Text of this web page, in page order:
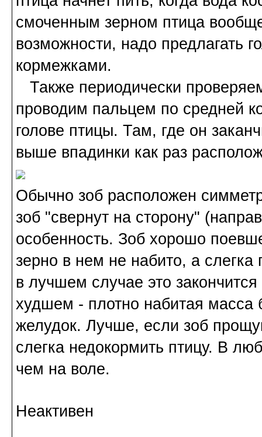
смоченным зерном птица
возможности, надо предлагать
кормежками.
Также периодически
проводим пальцем по средней
голове птицы. Там, где он
выше впадинки как раз
Обычно зоб расположен
зоб "свернут на сторону"
особенность. Зоб хорошо
зерно в нем не набито, а слегка
в лучшем случае это
худшем - плотно набитая масса
желудок. Лучше, если зоб
слегка недокормить птицу. В
чем на воле.
Неактивен